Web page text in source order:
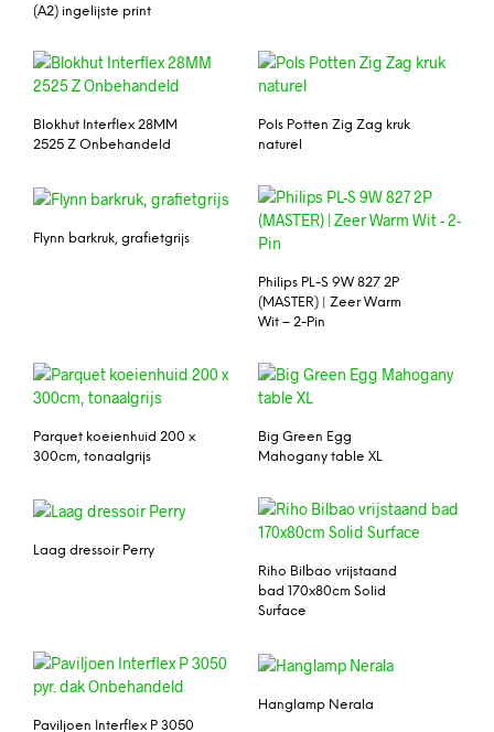
(A2) ingelijste print
Blokhut Interflex 28MM
2525 Z Onbehandeld
Pols Potten Zig Zag kruk
naturel
Flynn barkruk, grafietgrijs
Philips PL-S 9W 827 2P
(MASTER) | Zeer Warm
Wit – 2-Pin
Parquet koeienhuid 200 x
300cm, tonaalgrijs
Big Green Egg
Mahogany table XL
Laag dressoir Perry
Riho Bilbao vrijstaand
bad 170x80cm Solid
Surface
Paviljoen Interflex P 3050
Hanglamp Nerala